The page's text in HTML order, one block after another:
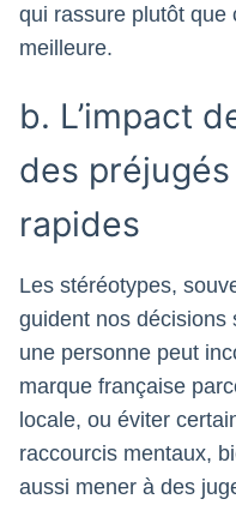
qui rassure plutôt que
meilleure.
b. L’impact
des
rapides
Les stéréotypes,
guident nos décisions
une personne peut
marque française
locale, ou éviter
raccourcis mentaux,
aussi mener à des